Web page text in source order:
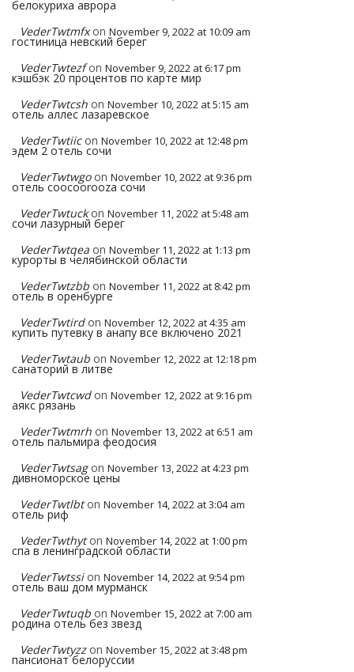
белокуриха аврора
VederTwtmfx on November 9, 2022 at 10:09 am
гостиница невский берег
VederTwtezf on November 9, 2022 at 6:17 pm
кэшбэк 20 процентов по карте мир
VederTwtcsh on November 10, 2022 at 5:15 am
отель аллес лазаревское
VederTwtiic on November 10, 2022 at 12:48 pm
эдем 2 отель сочи
VederTwtwgo on November 10, 2022 at 9:36 pm
отель coocoorooza сочи
VederTwtuck on November 11, 2022 at 5:48 am
сочи лазурный берег
VederTwtqea on November 11, 2022 at 1:13 pm
курорты в челябинской области
VederTwtzbb on November 11, 2022 at 8:42 pm
отель в оренбурге
VederTwtird on November 12, 2022 at 4:35 am
купить путевку в анапу все включено 2021
VederTwtaub on November 12, 2022 at 12:18 pm
санаторий в литве
VederTwtcwd on November 12, 2022 at 9:16 pm
аякс рязань
VederTwtmrh on November 13, 2022 at 6:51 am
отель пальмира феодосия
VederTwtsag on November 13, 2022 at 4:23 pm
дивноморское цены
VederTwtlbt on November 14, 2022 at 3:04 am
отель риф
VederTwthyt on November 14, 2022 at 1:00 pm
спа в ленинградской области
VederTwtssi on November 14, 2022 at 9:54 pm
отель ваш дом мурманск
VederTwtuqb on November 15, 2022 at 7:00 am
родина отель без звезд
VederTwtyzz on November 15, 2022 at 3:48 pm
пансионат белоруссии